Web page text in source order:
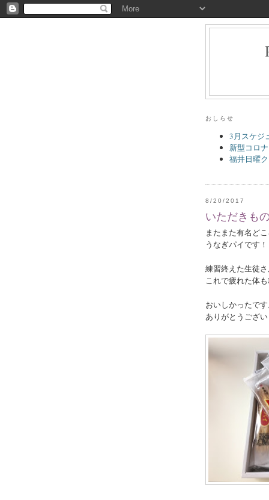
おしらせ
3月スケジ
新型コロ
福井日曜
8/20/2017
いただきも
またまた有名ど
うなぎパイです！
練習終えた生徒
これで疲れた体
おいしかったで
ありがとうござ